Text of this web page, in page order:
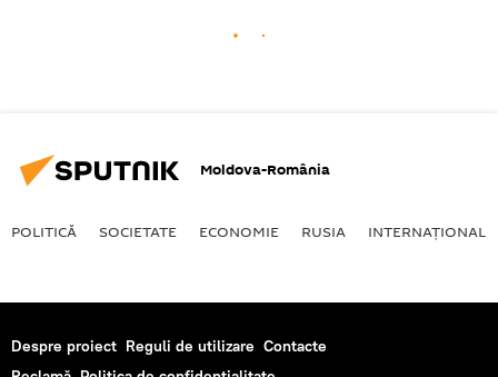
Moldova-România
POLITICĂ SOCIETATE ECONOMIE RUSIA INTERNAŢIONAL
Despre proiect Reguli de utilizare Contacte